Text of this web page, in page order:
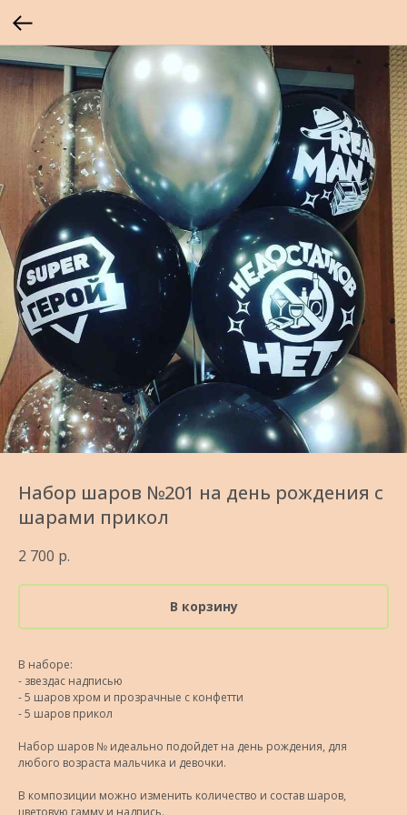
Набор шаров №201 на день рождения с
шарами прикол
2 700 р.
В корзину
В наборе:
- звездас надписью
- 5 шаров хром и прозрачные с конфетти
- 5 шаров прикол
Набор шаров № идеально подойдет на день рождения, для
любого возраста мальчика и девочки.
В композиции можно изменить количество и состав шаров,